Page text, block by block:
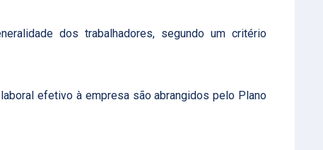
dos trabalhadores, segundo um critério
efetivo à empresa são abrangidos pelo Plano